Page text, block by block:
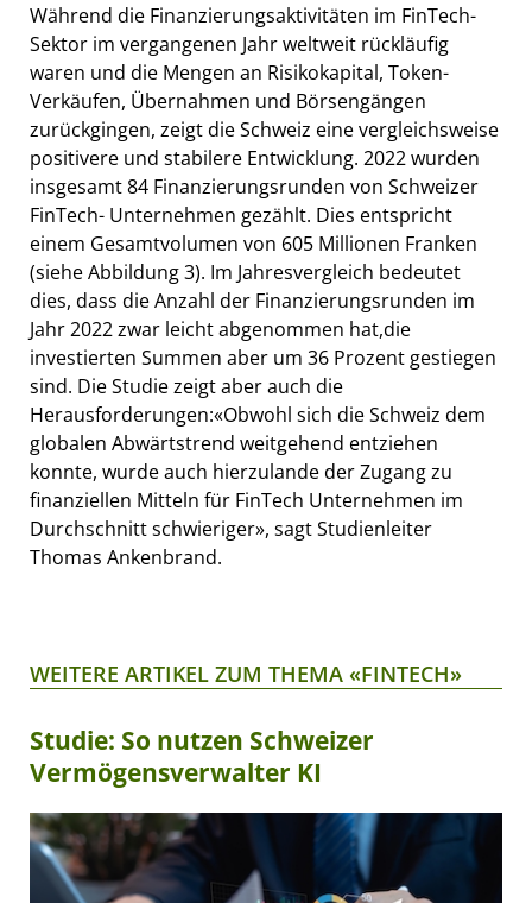
Während die Finanzierungsaktivitäten im FinTech-
Sektor im vergangenen Jahr weltweit rückläufig
waren und die Mengen an Risikokapital, Token-
Verkäufen, Übernahmen und Börsengängen
zurückgingen, zeigt die Schweiz eine vergleichsweise
positivere und stabilere Entwicklung. 2022 wurden
insgesamt 84 Finanzierungsrunden von Schweizer
FinTech- Unternehmen gezählt. Dies entspricht
einem Gesamtvolumen von 605 Millionen Franken
(siehe Abbildung 3). Im Jahresvergleich bedeutet
dies, dass die Anzahl der Finanzierungsrunden im
Jahr 2022 zwar leicht abgenommen hat,die
investierten Summen aber um 36 Prozent gestiegen
sind. Die Studie zeigt aber auch die
Herausforderungen:«Obwohl sich die Schweiz dem
globalen Abwärtstrend weitgehend entziehen
konnte, wurde auch hierzulande der Zugang zu
finanziellen Mitteln für FinTech Unternehmen im
Durchschnitt schwieriger», sagt Studienleiter
Thomas Ankenbrand.
WEITERE ARTIKEL ZUM THEMA «FINTECH»
Studie: So nutzen Schweizer
Vermögensverwalter KI